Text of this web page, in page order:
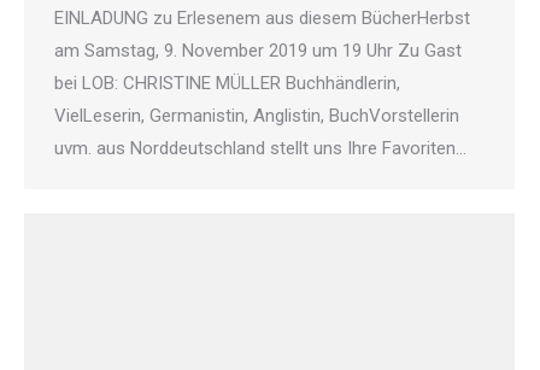
EINLADUNG zu Erlesenem aus diesem BücherHerbst
am Samstag, 9. November 2019 um 19 Uhr Zu Gast
bei LOB: CHRISTINE MÜLLER Buchhändlerin,
VielLeserin, Germanistin, Anglistin, BuchVorstellerin
uvm. aus Norddeutschland stellt uns Ihre Favoriten…